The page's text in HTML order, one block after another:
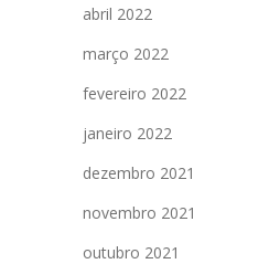
abril 2022
março 2022
fevereiro 2022
janeiro 2022
dezembro 2021
novembro 2021
outubro 2021